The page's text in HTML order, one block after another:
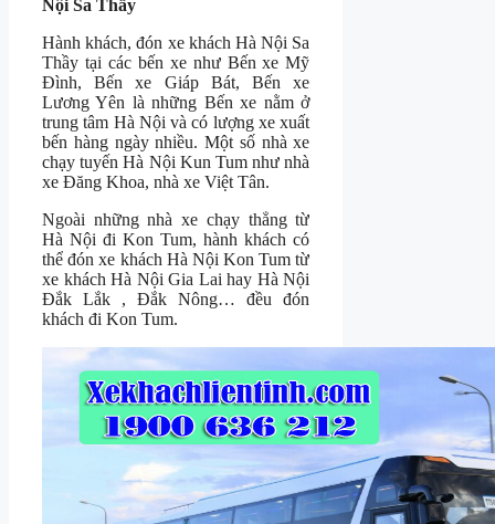
Nội Sa Thầy
Hành khách, đón xe khách Hà Nội Sa
Thầy tại các bến xe như Bến xe Mỹ
Đình, Bến xe Giáp Bát, Bến xe
Lương Yên là những Bến xe nằm ở
trung tâm Hà Nội và có lượng xe xuất
bến hàng ngày nhiều. Một số nhà xe
chạy tuyến Hà Nội Kun Tum như nhà
xe Đăng Khoa, nhà xe Việt Tân.
Ngoài những nhà xe chạy thẳng từ
Hà Nội đi Kon Tum, hành khách có
thể đón xe khách Hà Nội Kon Tum từ
xe khách Hà Nội Gia Lai hay Hà Nội
Đắk Lắk , Đắk Nông… đều đón
khách đi Kon Tum.